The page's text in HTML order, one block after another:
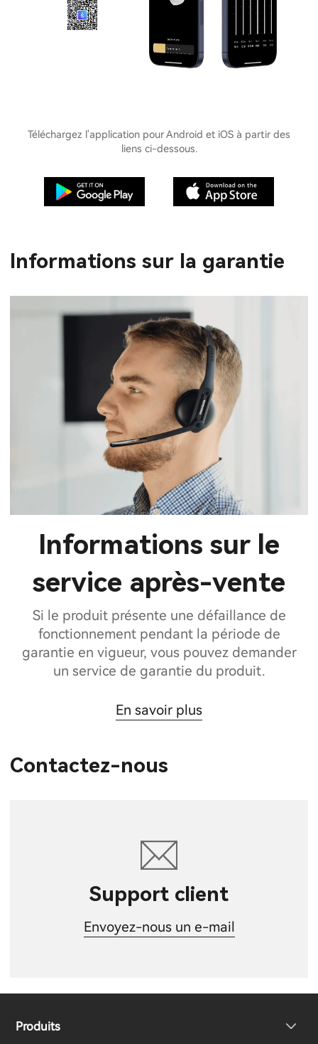
Téléchargez l'application pour Android et iOS à partir des
liens ci-dessous.
Informations sur la garantie
Informations sur le
service après-vente
Si le produit présente une défaillance de
fonctionnement pendant la période de
garantie en vigueur, vous pouvez demander
un service de garantie du produit.
En savoir plus
Contactez-nous
Support client
Envoyez-nous un e-mail
Produits